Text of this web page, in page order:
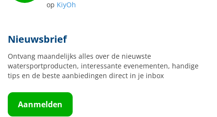
op KiyOh
Nieuwsbrief
Ontvang maandelijks alles over de nieuwste
watersportproducten, interessante evenementen, handige
tips en de beste aanbiedingen direct in je inbox
Aanmelden